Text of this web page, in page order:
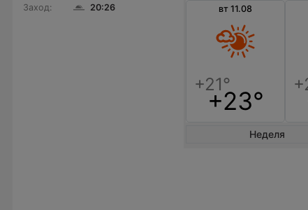
Заход:
20:26
вт 11.08
+23°
Неделя